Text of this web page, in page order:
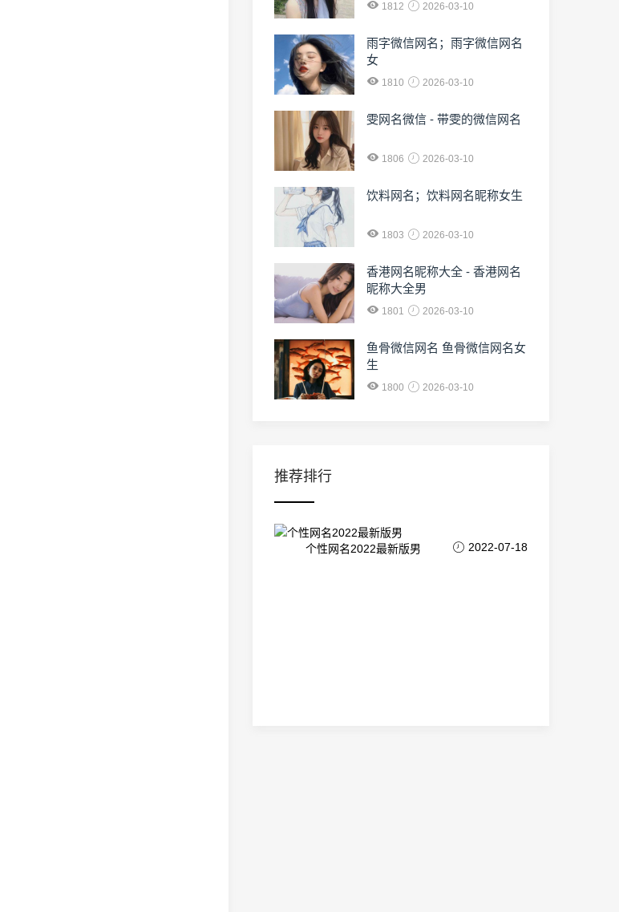
1812 2026-03-10
雨字微信网名；雨字微信网名
女
1810 2026-03-10
雯网名微信 - 带雯的微信网名
1806 2026-03-10
饮料网名；饮料网名昵称女生
1803 2026-03-10
香港网名昵称大全 - 香港网名
昵称大全男
1801 2026-03-10
鱼骨微信网名 鱼骨微信网名女
生
1800 2026-03-10
推荐排行
个性网名2022最新版男 2022-07-18